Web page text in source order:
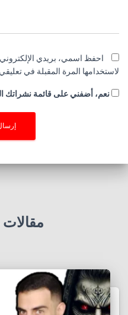
احفظ اسمي، بريدي
لاستخدامها المرة المقبلة في تعليقي.
نعم، أضفني على قائمة نشراتك